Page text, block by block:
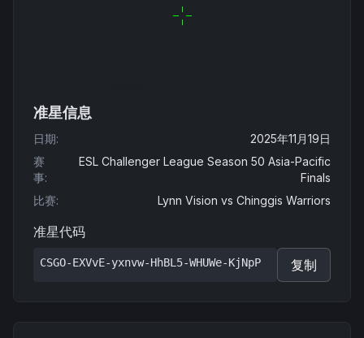
准星信息
日期:
2025年11月19日
赛
事:
ESL Challenger League Season 50 Asia-Pacific
Finals
比赛: Lynn Vision vs Chinggis Warriors
准星代码
CSGO-EXVvE-yxnvw-HhBL5-WHUWe-KjNpP 复制